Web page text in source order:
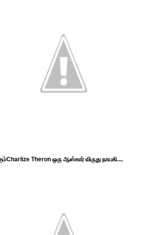
Theron ஒரு ஆஸ்கார் விருது நாயகி....